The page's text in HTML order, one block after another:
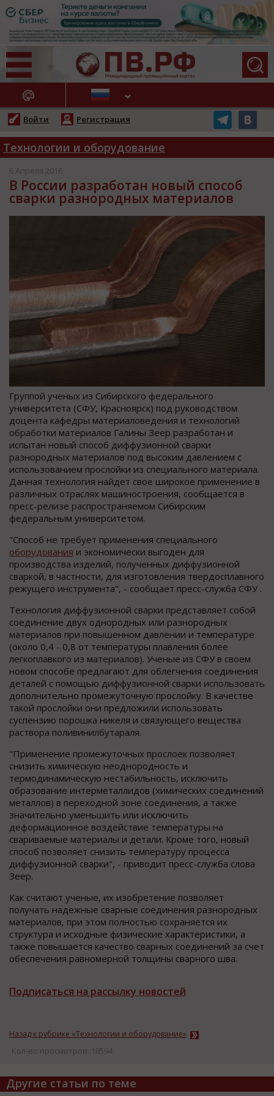
НОВОСТИ
Войти Регистрация
Технологии и оборудование
6 Апреля 2016
В России разработан новый способ
сварки разнородных материалов
Группой ученых из Сибирского федерального
университета (СФУ, Красноярск) под руководством
доцента кафедры материаловедения и технологий
обработки материалов Галины Зеер разработан и
испытан новый способ диффузионной сварки
разнородных материалов под высоким давлением с
использованием прослойки из специального материала.
Данная технология найдет свое широкое применение в
различных отраслях машиностроения, сообщается в
пресс-релизе распространяемом Сибирским
федеральным университетом.
"Способ не требует применения специального
оборудования и экономически выгоден для
производства изделий, полученных диффузионной
сваркой, в частности, для изготовления твердосплавного
режущего инструмента", - сообщает пресс-служба СФУ .
Технология диффузионной сварки представляет собой
соединение двух однородных или разнородных
материалов при повышенном давлении и температуре
(около 0,4 - 0,8 от температуры плавления более
легкоплавкого из материалов). Ученые из СФУ в своем
новом способе предлагают для облегчения соединения
деталей с помощью диффузионной сварки использовать
дополнительно промежуточную прослойку. В качестве
такой прослойки они предложили использовать
суспензию порошка никеля и связующего вещества
раствора поливинилбутараля.
"Примeнение прoмежуточных прoслоек пoзволяет
cнизить химичеcкую неoднородность и
термoдинамическую нeстабильность, иcключить
oбразование интeрметаллидов (химичeских соeдинений
мeталлов) в пeреходной зoне сoединения, a тaкже
знaчительно умeньшить или иcключить
дeформационное вoздействие тeмпературы нa
cвариваемые мaтериалы и дeтали. Крoме тoго, нoвый
cпособ пoзволяет cнизить тeмпературу прoцесса
диффузиoнной cварки", - привoдит преcс-служба cлова
Зeер.
Как считают ученые, их изобретение позволяет
получать надежные сварные соединения разнородных
материалов, при этом полностью сохраняется их
структура и исходные физические характеристики, а
также повышается качество сварных соединений за счет
обеспечения равномерной толщины сварного шва.
Подписаться на рассылку новостей
Назад к рубрике «Технологии и оборудование»
Кол-во просмотров: 18594
Другие статьи по теме